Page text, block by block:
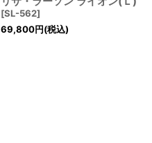
[SL-562]
69,800円(税込)